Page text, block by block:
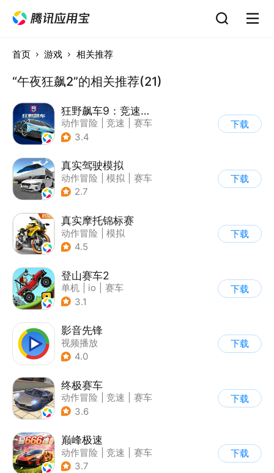
首页 游戏 相关推荐
“午夜狂飙2”的相关推荐(21)
狂野飙车9：竞速传奇
动作冒险 竞速
赛车
| 狂野飙车
3.4
下载
真实驾驶模拟
动作冒险 模拟
赛车
| 漂移
2.7
下载
真实摩托锦标赛
动作冒险
模拟
| 摩托车
4.5
下载
登山赛车2
单机 io
赛车
| 欧美风
3.1
下载
影音先锋
视频播放
4.0
下载
终极赛车
动作冒险 竞速
赛车
3.6
下载
巅峰极速
动作冒险 竞速
赛车
| 漂移
3.7
下载